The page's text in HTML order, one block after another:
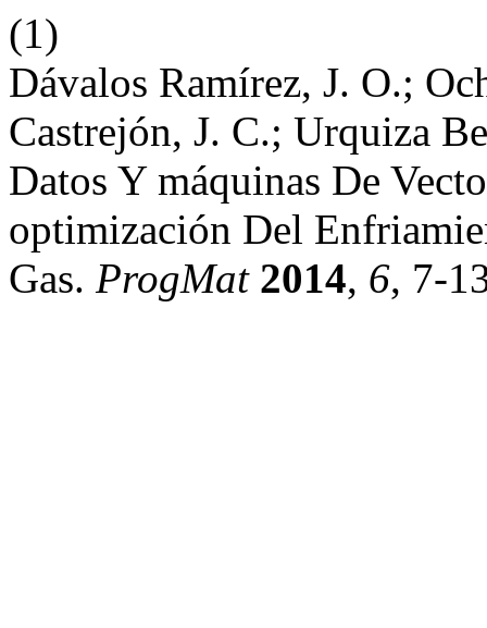
(1)
Dávalos Ramírez, J. O.;
Castrejón, J. C.; Urquiza
Datos Y máquinas De
optimización Del
Gas. ProgMat 2014, 6, 7-